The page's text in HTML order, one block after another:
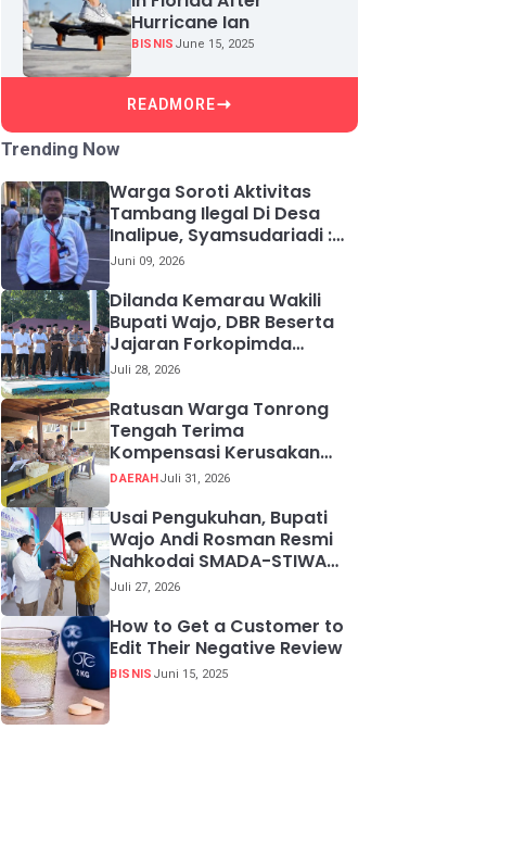
Hurricane Ian
BISNIS June 15, 2025
READMORE
Trending Now
Warga Soroti Aktivitas
Tambang Ilegal Di Desa
Inalipue, Syamsudariadi :
Kami Akan Panggil
Juni 09, 2026
Dilanda Kemarau Wakili
Bupati Wajo, DBR Beserta
Jajaran Forkopimda
Lakukan Sholat istisqa.
Juli 28, 2026
Ratusan Warga Tonrong
Tengah Terima
Kompensasi Kerusakan
Tanam Tumbuh
DAERAHJuli 31, 2026
Usai Pengukuhan, Bupati
Wajo Andi Rosman Resmi
Nahkodai SMADA-STIWA
periode 2026-2029.
Juli 27, 2026
How to Get a Customer to
Edit Their Negative Review
BISNIS Juni 15, 2025